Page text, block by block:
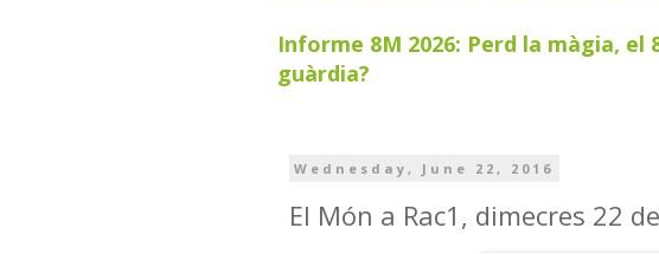
Informe 8M 2026: Perd la màgia, el
guàrdia?
Wednesday, June 22, 2016
El Món a Rac1, dimecres 22